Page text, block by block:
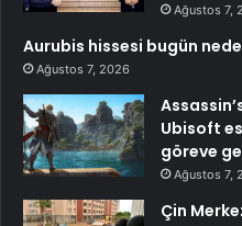
Ağustos 7,
Aurubis hissesi bugün
Ağustos 7, 2026
Ubisoft
göreve
Ağustos 7,
Çin